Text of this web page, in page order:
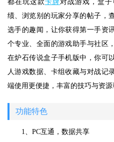
都在玩这款卡牌对战游戏，盒
绩、浏览别的玩家分享的帖子，
选手的趣闻，让你获得第一手资
个专业、全面的游戏助手与社区
在炉石传说盒子手机版中，你可
人游戏数据、卡组收藏与对战记
端使用更便捷，丰富的技巧与资源
功能特色
1、PC互通，数据共享